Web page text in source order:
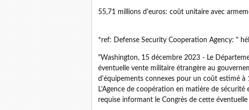
55,71 millions d'euros: coût unitaire avec
*ref: Defense Security Cooperation Agency: "
"Washington, 15 décembre 2023 - Le
éventuelle vente militaire étrangère au
d'équipements connexes pour un coût estimé à
L’Agence de coopération en matière de
requise informant le Congrès de cette éventuelle